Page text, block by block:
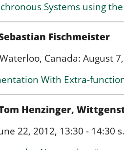
Systems using
Fischmeister
Canada: August
With Extra-
Henzinger,
22, 2012, 13:30 -